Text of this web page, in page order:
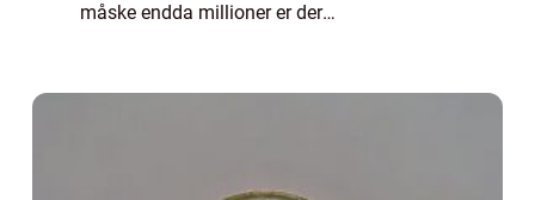
måske endda millioner er der